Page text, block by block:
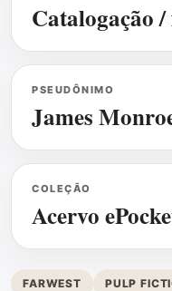
Catalogação
PSEUDÔNIMO
James
COLEÇÃO
Acervo
FARWEST PULP